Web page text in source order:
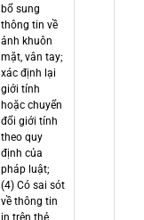
bổ sung
thông tin về
ảnh khuôn
mặt, vân tay;
xác định lại
giới tính
hoặc chuyển
đổi giới tính
theo quy
định của
pháp luật;
(4) Có sai sót
về thông tin
in trên thẻ